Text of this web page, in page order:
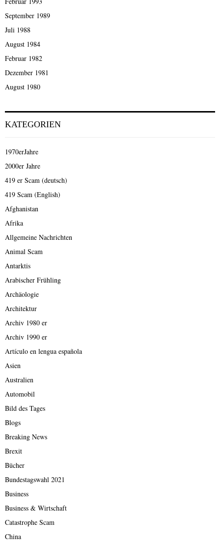
September 1989
Juli 1988
August 1984
Februar 1982
Dezember 1981
August 1980
KATEGORIEN
1970erJahre
2000er Jahre
419 er Scam (deutsch)
419 Scam (English)
Afghanistan
Afrika
Allgemeine Nachrichten
Animal Scam
Antarktis
Arabischer Frühling
Archäologie
Architektur
Archiv 1980 er
Archiv 1990 er
Artículo en lengua española
Asien
Australien
Automobil
Bild des Tages
Blogs
Breaking News
Brexit
Bücher
Bundestagswahl 2021
Business
Business & Wirtschaft
Catastrophe Scam
China